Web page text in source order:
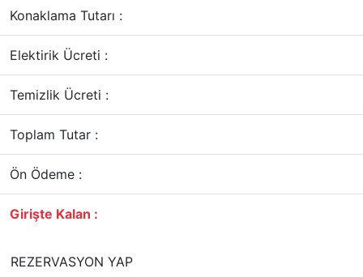
Konaklama Tutarı :
Elektirik Ücreti :
Temizlik Ücreti :
Toplam Tutar :
Ön Ödeme :
Girişte Kalan :
REZERVASYON YAP